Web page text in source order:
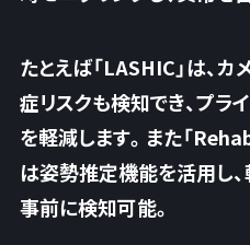
たとえば「LASHIC」は、
症リスクも検知でき、プラ
を軽減します。また「
は姿勢推定機能を活用し
事前に検知可能。